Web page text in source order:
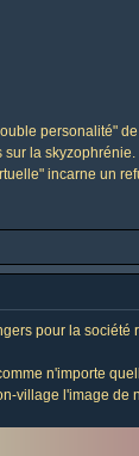
personalité"
la skyzophrénie.
incarne un
pour la
n'importe
village l'image